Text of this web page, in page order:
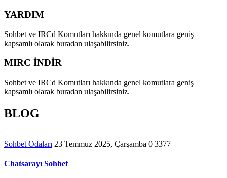
YARDIM
Sohbet ve IRCd Komutları hakkında genel komutlara geniş
kapsamlı olarak buradan ulaşabilirsiniz.
MIRC İNDİR
Sohbet ve IRCd Komutları hakkında genel komutlara geniş
kapsamlı olarak buradan ulaşabilirsiniz.
BLOG
Sohbet Odaları 23 Temmuz 2025, Çarşamba 0 3377
Chatsarayı Sohbet